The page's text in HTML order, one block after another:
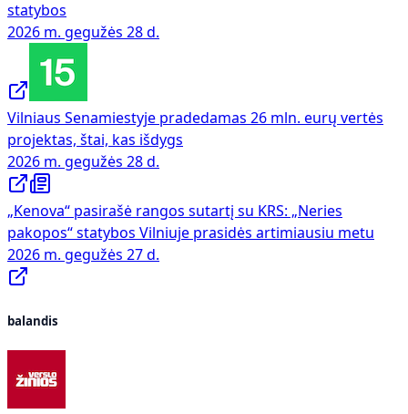
statybos
2026 m. gegužės 28 d.
Vilniaus Senamiestyje pradedamas 26 mln. eurų vertės
projektas, štai, kas išdygs
2026 m. gegužės 28 d.
„Kenova“ pasirašė rangos sutartį su KRS: „Neries
pakopos“ statybos Vilniuje prasidės artimiausiu metu
2026 m. gegužės 27 d.
balandis